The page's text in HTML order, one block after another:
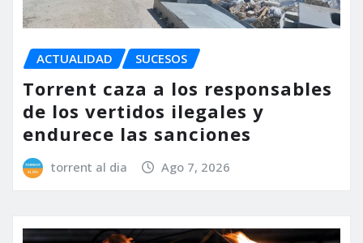
ACTUALIDAD SUCESOS
Torrent caza a los responsables
de los vertidos ilegales y
endurece las sanciones
torrent al dia Ago 7, 2026